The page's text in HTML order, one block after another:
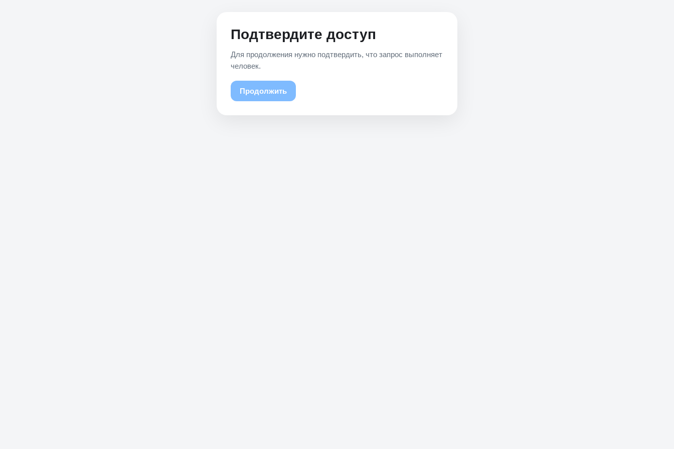
Подтвердите доступ
Для продолжения нужно подтвердить, что запрос выполняет
человек.
Продолжить